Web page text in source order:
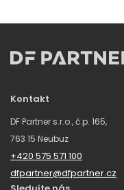
Kontakt
DF Partner s.r.o., č.p. 165,
763 15 Neubuz
+420 575 571 100
dfpartner@dfpartner.cz